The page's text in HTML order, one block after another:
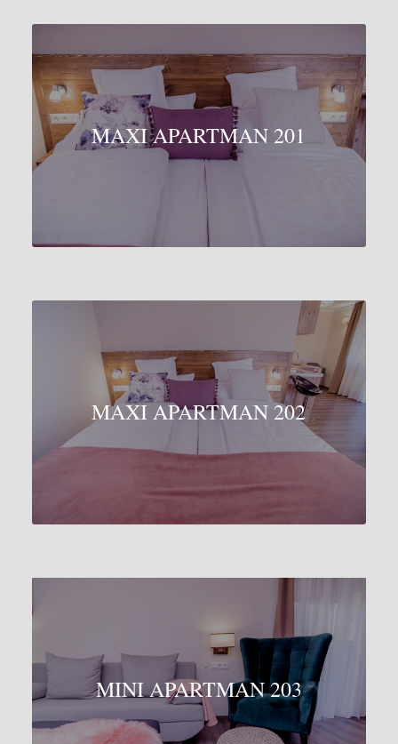
MAXI APARTMAN 201
MAXI APARTMAN 202
MINI APARTMAN 203